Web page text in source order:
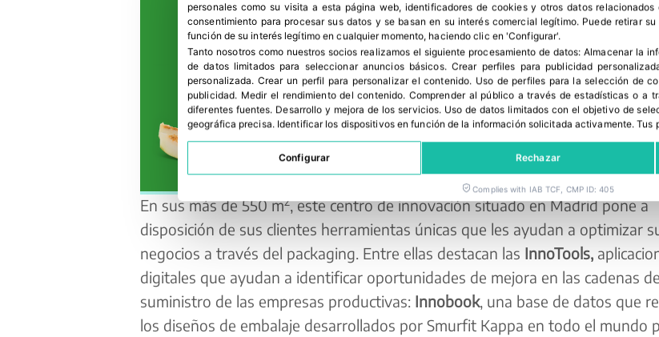
En sus más de 550 m2, este centro de innovación situado en Madrid pone a
disposición de sus clientes herramientas únicas que les ayudan a optimizar
negocios a través del packaging. Entre ellas destacan las InnoTools,
digitales que ayudan a identificar oportunidades de mejora en las cadenas de
suministro de las empresas productivas: Innobook, una base de datos que
los diseños de embalaje desarrollados por Smurfit Kappa en todo el mundo
personales como su visita a esta página web, identificadores de cookies y otros datos
consentimiento para procesar sus datos y se basan en su interés comercial legítimo. Puede retirar
función de su interés legítimo en cualquier momento, haciendo clic en 'Configurar'.
Tanto nosotros como nuestros socios realizamos el siguiente procesamiento de datos:Almacenar la
de datos limitados para seleccionar anuncios básicos. Crear perfiles para publicidad
personalizada. Crear un perfil para personalizar el contenido. Uso de perfiles para la selección de
publicidad. Medir el rendimiento del contenido. Comprender al público a través de estadísticas o a
diferentes fuentes. Desarrollo y mejora de los servicios. Uso de datos limitados con el objetivo de
geográfica precisa. Identificar los dispositivos en función de la información solicitada activamente.Tus
Configurar Rechazar
Complies with IAB TCF, CMP ID: 405